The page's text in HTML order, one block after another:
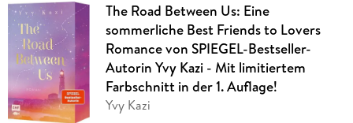
The Road Between Us: Eine
sommerliche Best Friends to Lovers
Romance von SPIEGEL-Bestseller-
Autorin Yvy Kazi - Mit limitiertem
Farbschnitt in der 1. Auflage!
Yvy Kazi